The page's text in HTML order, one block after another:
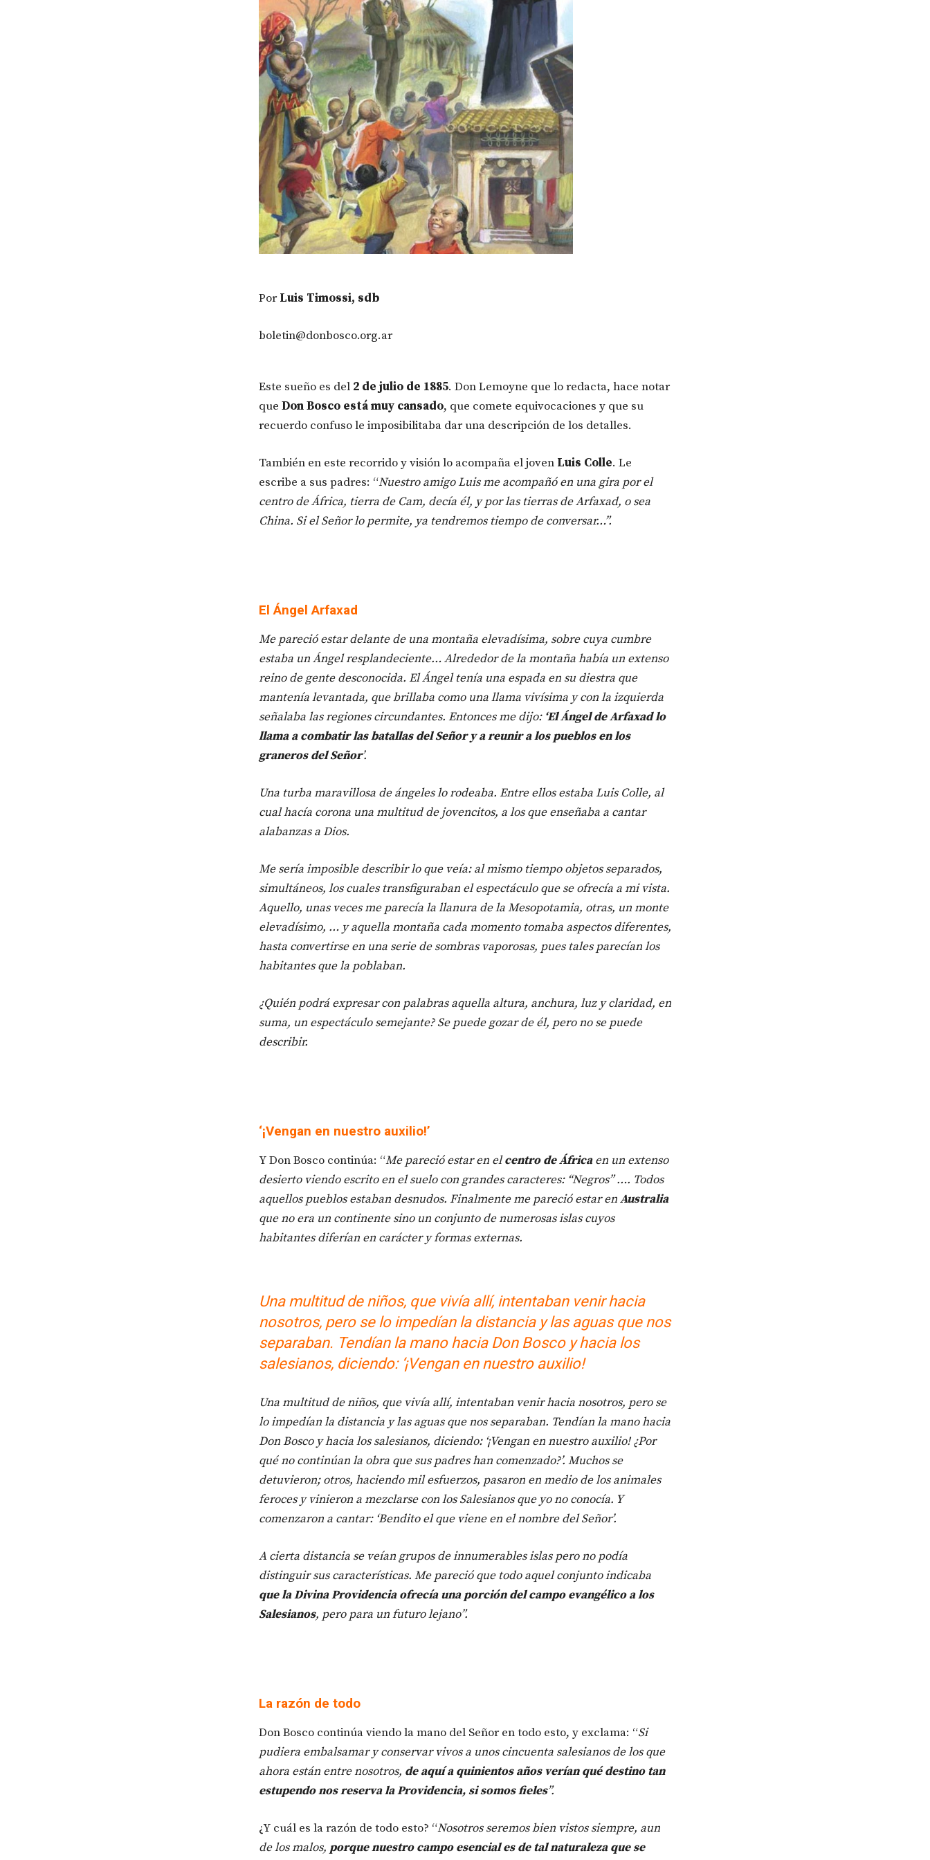
PorLuis Timossi, sdb
boletin@donbosco.org.ar
Este sueño es del 2 de julio de 1885. Don Lemoyne que lo redacta, hace notar
que Don Bosco está muy cansado, que comete equivocaciones y que su
recuerdo confuso le imposibilitaba dar una descripción de los detalles.
También en este recorrido y visión lo acompaña el joven Luis Colle. Le
escribe a sus padres: “Nuestro amigo Luis me acompañó en una gira por el
centro de África, tierra de Cam, decía él, y por las tierras de Arfaxad, o sea
China. Si el Señor lo permite, ya tendremos tiempo de conversar…”.
El Ángel Arfaxad
Me pareció estar delante de una montaña elevadísima, sobre cuya cumbre
estaba un Ángel resplandeciente… Alrededor de la montaña había un extenso
reino de gente desconocida. El Ángel tenía una espada en su diestra que
mantenía levantada, que brillaba como una llama vivísima y con la izquierda
señalaba las regiones circundantes. Entonces me dijo: ‘El Ángel de Arfaxad lo
llama a combatir las batallas del Señor y a reunir a los pueblos en los
graneros del Señor’.
Una turba maravillosa de ángeles lo rodeaba. Entre ellos estaba Luis Colle, al
cual hacía corona una multitud de jovencitos, a los que enseñaba a cantar
alabanzas a Dios.
Me sería imposible describir lo que veía: al mismo tiempo objetos separados,
simultáneos, los cuales transfiguraban el espectáculo que se ofrecía a mi vista.
Aquello, unas veces me parecía la llanura de la Mesopotamia, otras, un monte
elevadísimo, … y aquella montaña cada momento tomaba aspectos diferentes,
hasta convertirse en una serie de sombras vaporosas, pues tales parecían los
habitantes que la poblaban.
¿Quién podrá expresar con palabras aquella altura, anchura, luz y claridad, en
suma, un espectáculo semejante? Se puede gozar de él, pero no se puede
describir.
‘¡Vengan en nuestro auxilio!’
Y Don Bosco continúa: “Me pareció estar en elcentro de Áfricaen un extenso
desierto viendo escrito en el suelo con grandes caracteres: “Negros” …. Todos
aquellos pueblos estaban desnudos. Finalmente me pareció estar enAustralia
que no era un continente sino un conjunto de numerosas islas cuyos
habitantes diferían en carácter y formas externas.
Una multitud de niños, que vivía allí, intentaban venir hacia
nosotros, pero se lo impedían la distancia y las aguas que nos
separaban. Tendían la mano hacia Don Bosco y hacia los
salesianos, diciendo: ‘¡Vengan en nuestro auxilio!
Una multitud de niños, que vivía allí, intentaban venir hacia nosotros, pero se
lo impedían la distancia y las aguas que nos separaban. Tendían la mano hacia
Don Bosco y hacia los salesianos, diciendo: ‘¡Vengan en nuestro auxilio! ¿Por
qué no continúan la obra que sus padres han comenzado?’. Muchos se
detuvieron; otros, haciendo mil esfuerzos, pasaron en medio de los animales
feroces y vinieron a mezclarse con los Salesianos que yo no conocía. Y
comenzaron a cantar: ‘Bendito el que viene en el nombre del Señor’.
A cierta distancia se veían grupos de innumerables islas pero no podía
distinguir sus características. Me pareció que todo aquel conjunto indicaba
que la Divina Providencia ofrecía una porción del campo evangélico a los
Salesianos, pero para un futuro lejano”.
La razón de todo
Don Bosco continúa viendo la mano del Señor en todo esto, y exclama: “Si
pudiera embalsamar y conservar vivos a unos cincuenta salesianos de los que
ahora están entre nosotros, de aquí a quinientos años verían qué destino tan
estupendo nos reserva la Providencia, si somos fieles”.
¿Y cuál es la razón de todo esto? “Nosotros seremos bien vistos siempre, aun
de los malos, porque nuestro campo esencial es de tal naturaleza que se